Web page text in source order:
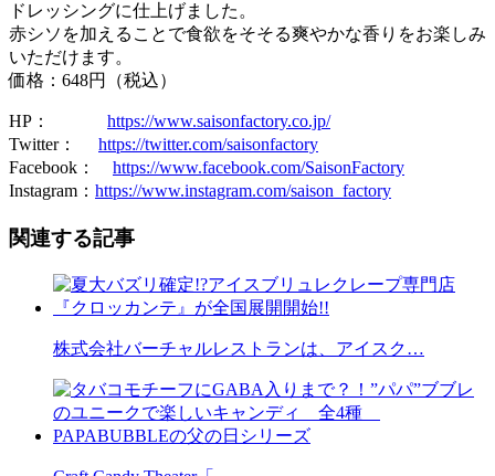
ドレッシングに仕上げました。
赤シソを加えることで食欲をそそる爽やかな香りをお楽しみ
いただけます。
価格：648円（税込）
HP： https://www.saisonfactory.co.jp/
Twitter： https://twitter.com/saisonfactory
Facebook： https://www.facebook.com/SaisonFactory
Instagram： https://www.instagram.com/saison_factory
関連する記事
株式会社バーチャルレストランは、アイスク…